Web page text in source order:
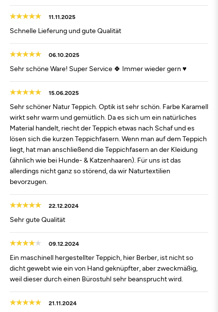
11.11.2025
Schnelle Lieferung und gute Qualität
06.10.2025
Sehr schöne Ware! Super Service 🍀 Immer wieder gern ♥️
15.06.2025
Sehr schöner Natur Teppich. Optik ist sehr schön. Farbe Karamell
wirkt sehr warm und gemütlich. Da es sich um ein natürliches
Material handelt, riecht der Teppich etwas nach Schaf und es
lösen sich die kurzen Teppichfasern. Wenn man auf dem Teppich
liegt, hat man anschließend die Teppichfasern an der Kleidung
(ähnlich wie bei Hunde- & Katzenhaaren). Für uns ist das
allerdings nicht ganz so störend, da wir Naturtextilien
bevorzugen.
22.12.2024
Sehr gute Qualität
09.12.2024
Ein maschinell hergestellter Teppich, hier Berber, ist nicht so
dicht gewebt wie ein von Hand geknüpfter, aber zweckmäßig,
weil dieser durch einen Bürostuhl sehr beansprucht wird.
21.11.2024